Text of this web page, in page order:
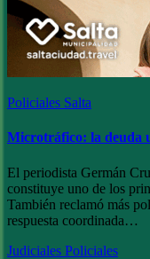
Policiales Salta
Microtráfico: la deuda
El periodista Germán
constituye uno de los
También reclamó más
respuesta coordinada…
Judiciales Policiales